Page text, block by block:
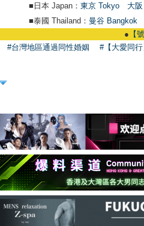
■日本 Japan： 東京 Tokyo 大
■泰國 Thailand： 曼谷 Bangkok
【號外】
#台灣地區通過同性婚姻 #【大愛同